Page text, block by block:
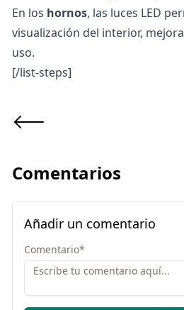
En los hornos, las luces LED
visualización del interior,
uso.
[/list-steps]
Comentarios
Añadir un comentario
Comentario*